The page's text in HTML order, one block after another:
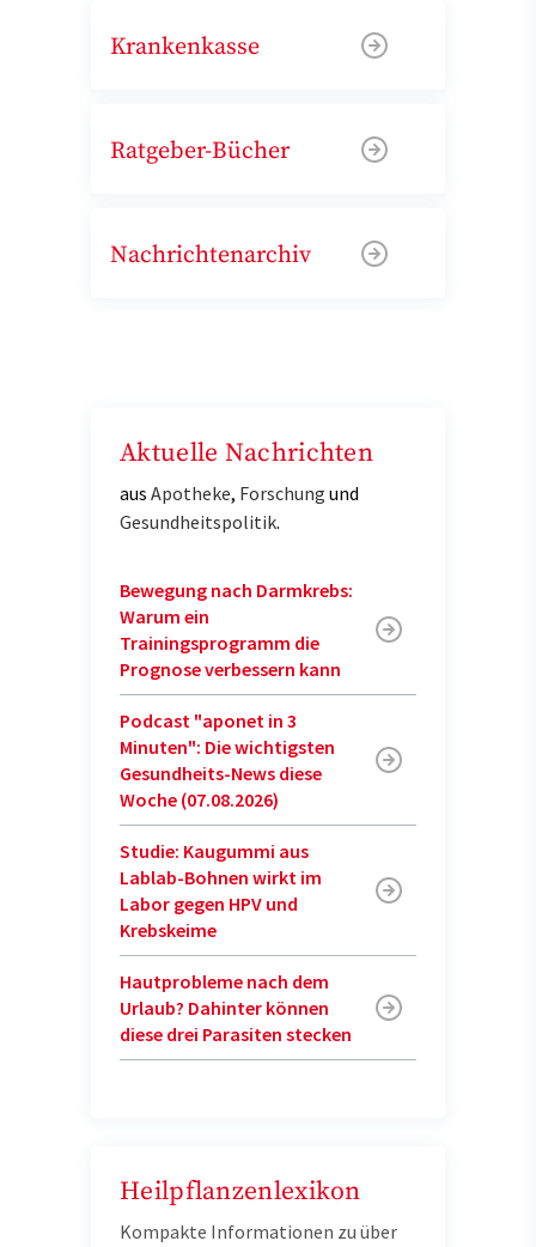
Krankenkasse
Ratgeber-Bücher
Nachrichtenarchiv
Aktuelle Nachrichten
aus Apotheke, Forschung und
Gesundheitspolitik.
Bewegung nach Darmkrebs:
Warum ein
Trainingsprogramm die
Prognose verbessern kann
Podcast "aponet in 3
Minuten": Die wichtigsten
Gesundheits-News diese
Woche (07.08.2026)
Studie: Kaugummi aus
Lablab-Bohnen wirkt im
Labor gegen HPV und
Krebskeime
Hautprobleme nach dem
Urlaub? Dahinter können
diese drei Parasiten stecken
Heilpflanzenlexikon
Kompakte Informationen zu über